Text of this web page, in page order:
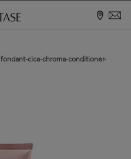
fondant-cica-chroma-conditioner-